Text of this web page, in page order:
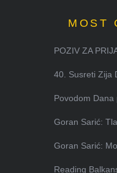
MOST
POZIV ZA
40. Susreti Zija
Povodom Dana
Goran Sarić:
Goran Sarić:
Reading